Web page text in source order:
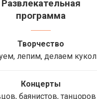
Развлекательная
программа
Творчество
лепим, делаем кукол
Концерты
баянистов, танцоров